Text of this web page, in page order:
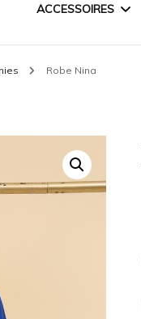
ACCESSOIRES
JUPONS
Robe Nina